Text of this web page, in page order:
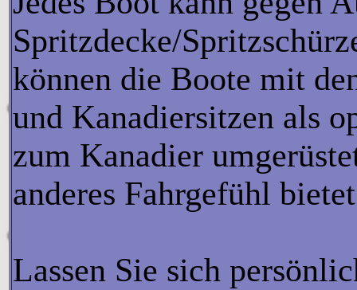
Spritzdecke/
können die Boote mit
und Kanadiersitzen als
zum Kanadier
anderes Fahrgefühl
Lassen Sie sich